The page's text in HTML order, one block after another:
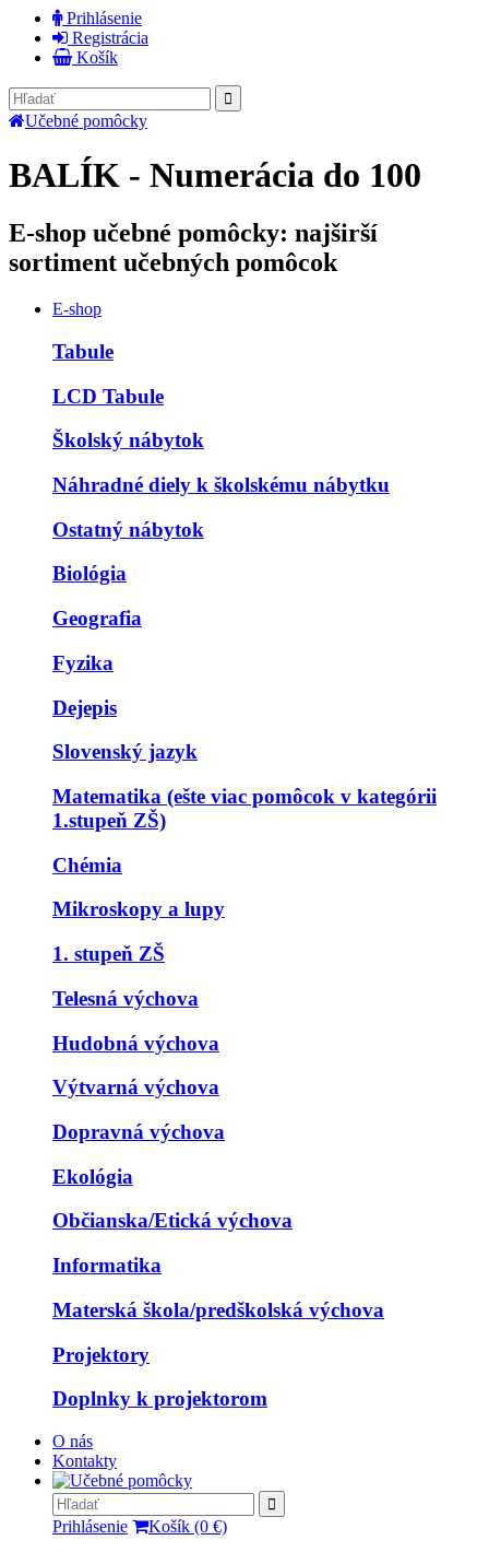
Prihlásenie
Registrácia
Košík
Učebné pomôcky
BALÍK - Numerácia do 100
E-shop učebné pomôcky: najširší
sortiment učebných pomôcok
E-shop
Tabule
LCD Tabule
Školský nábytok
Náhradné diely k školskému nábytku
Ostatný nábytok
Biológia
Geografia
Fyzika
Dejepis
Slovenský jazyk
Matematika (ešte viac pomôcok v kategórii
1.stupeň ZŠ)
Chémia
Mikroskopy a lupy
1. stupeň ZŠ
Telesná výchova
Hudobná výchova
Výtvarná výchova
Dopravná výchova
Ekológia
Občianska/Etická výchova
Informatika
Materská škola/predškolská výchova
Projektory
Doplnky k projektorom
O nás
Kontakty
Prihlásenie
Košík (0 €)